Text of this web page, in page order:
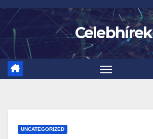
Skip
content
Celebhírek
UNCATEGORIZED